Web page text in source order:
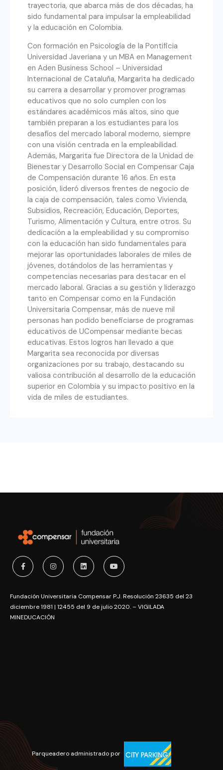
trayectoria, que abarca más de dos décadas, ha
sido fundamental para impulsar la empleabilidad
y la educación en Colombia.
Con formación en Psicología de la Pontificia
Universidad Javeriana y un MBA en Management
en Aden Business School – Universidad
Internacional de Cataluña, Margarita ha dedicado
su carrera a desarrollar y promover programas
educativos que no solo cumplen con los
estándares académicos más altos, sino que
también preparan a los estudiantes para los
desafíos del mercado laboral moderno, siempre
con una visión centrada en la empleabilidad.
Además, Margarita fue Directora de la Unidad de
Bienestar y Desarrollo Social en Compensar Caja
de Compensación durante 16 años. En esta
posición, lideró diversos frentes de negocio de
la caja de compensación, tales como Vivienda,
Subsidios, Recreación, Educación, Deportes,
Turismo, Alimentación y Cultura, entre otros. Su
dedicación a la empleabilidad y su compromiso
con la educación han sido fundamentales para
mejorar las oportunidades laborales de miles de
jóvenes, dotándolos de las herramientas y
competencias necesarias para destacar en el
mercado laboral. Gracias a su gestión y liderazgo
tanto en Compensar como en la Fundación
Universitaria Compensar, más de nueve mil
personas han podido beneficiarse de programas
educativos de UCompensar mediante becas
educativas. Estos logros han llevado a que
Margarita sea reconocida por diversas
organizaciones por su trabajo, destacando su
valiosa contribución al desarrollo de la educación
superior en Colombia y su impacto positivo en la
vida de miles de estudiantes.
Fundación Universitaria Compensar P.J. Resolución 23635 del 23
diciembre 1981 | 12455 del 9 de julio 2020. – VIGILADA
MINEDUCACIÓN
Parqueadero administrado por